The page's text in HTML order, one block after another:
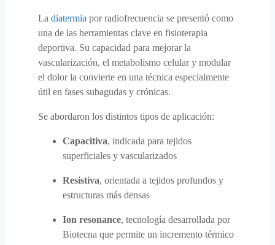
La diatermia por radiofrecuencia se presentó como
una de las herramientas clave en fisioterapia
deportiva. Su capacidad para mejorar la
vascularización, el metabolismo celular y modular
el dolor la convierte en una técnica especialmente
útil en fases subagudas y crónicas.
Se abordaron los distintos tipos de aplicación:
Capacitiva, indicada para tejidos
superficiales y vascularizados
Resistiva, orientada a tejidos profundos y
estructuras más densas
Ion resonance, tecnología desarrollada por
Biotecna que permite un incremento térmico